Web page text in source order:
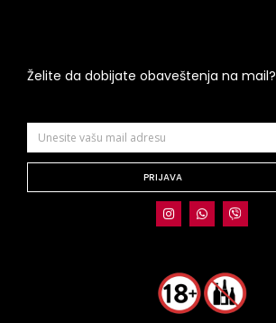
Želite da dobijate obaveštenja na mail?
PRIJAVA